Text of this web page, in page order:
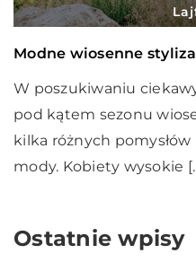
Modne wiosenne
W poszukiwaniu
pod kątem sezonu
kilka różnych
mody. Kobiety wysokie
Ostatnie wpisy